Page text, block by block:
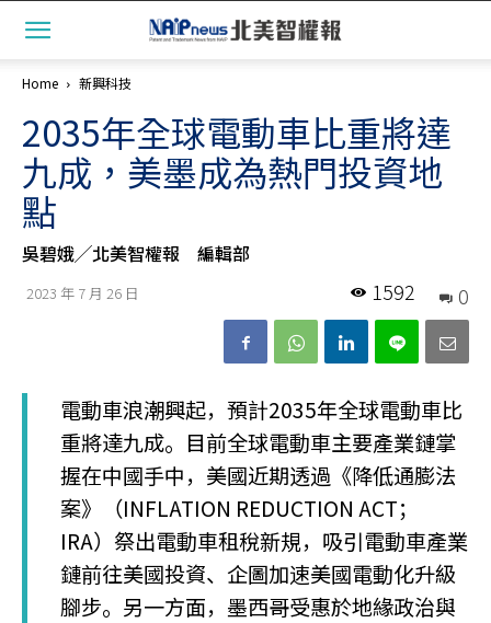
Home 新興科技
2035年全球電動車比重將達
九成，美墨成為熱門投資地
點
吳碧娥╱北美智權報 編輯部
2023 年 7 月 26 日 0
1592
電動車浪潮興起，預計2035年全球電動車比
重將達九成。目前全球電動車主要產業鏈掌
握在中國手中，美國近期透過《降低通膨法
案》（INFLATION REDUCTION ACT；
IRA）祭出電動車租稅新規，吸引電動車產業
鏈前往美國投資、企圖加速美國電動化升級
腳步。另一方面，墨西哥受惠於地緣政治與